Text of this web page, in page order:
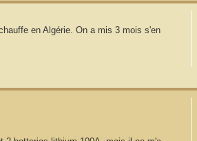
en Algérie. On a mis 3 mois s'en